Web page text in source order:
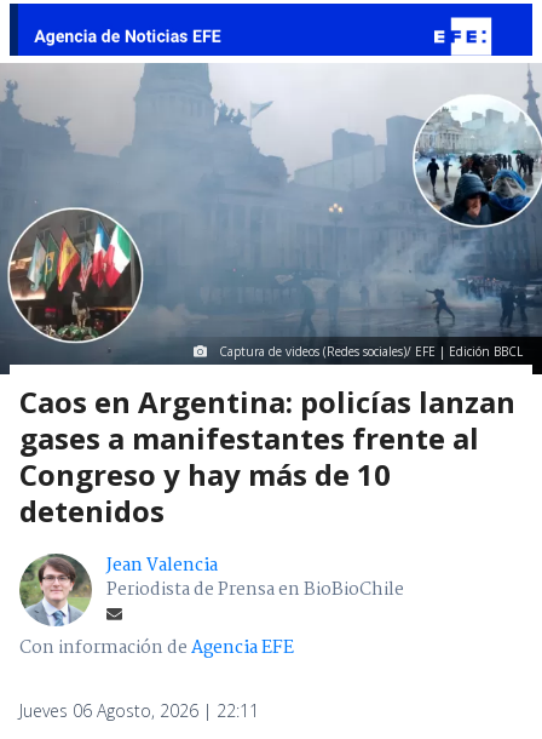
Captura de videos (Redes sociales)/ EFE | Edición BBCL
Caos en Argentina: policías lanzan
gases a manifestantes frente al
Congreso y hay más de 10
detenidos
Jean Valencia
Periodista de Prensa en BioBioChile
Con información deAgencia EFE
Jueves 06 Agosto, 2026 | 22:11